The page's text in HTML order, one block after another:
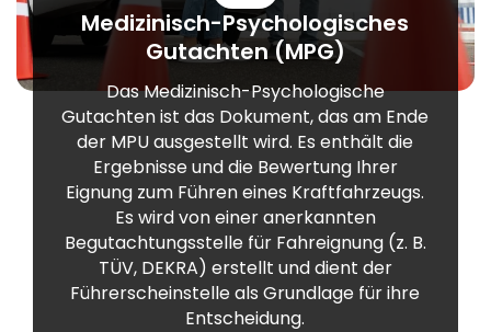
Medizinisch-Psychologisches
Gutachten (MPG)
Das Medizinisch-Psychologische
Gutachten ist das Dokument, das am Ende
der MPU ausgestellt wird. Es enthält die
Ergebnisse und die Bewertung Ihrer
Eignung zum Führen eines Kraftfahrzeugs.
Es wird von einer anerkannten
Begutachtungsstelle für Fahreignung (z. B.
TÜV, DEKRA) erstellt und dient der
Führerscheinstelle als Grundlage für ihre
Entscheidung.